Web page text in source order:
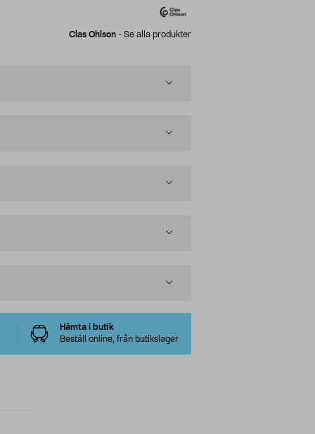
Clas Ohlson - Se alla produkter
Hämta i butik
Beställ online, från butikslager